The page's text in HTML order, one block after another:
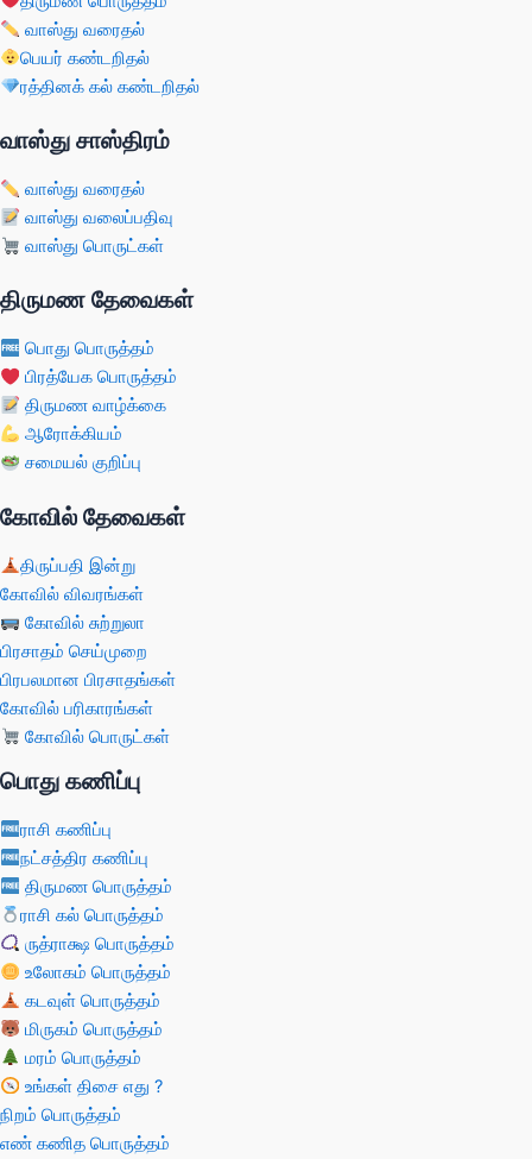
வாஸ்து வரைதல்
பெயர் கண்டறிதல்
ரத்தினக் கல் கண்டறிதல்
வாஸ்து சாஸ்திரம்
வாஸ்து வரைதல்
வாஸ்து வலைப்பதிவு
வாஸ்து பொருட்கள்
திருமண தேவைகள்
பொது பொருத்தம்
பிரத்யேக பொருத்தம்
திருமண வாழ்க்கை
ஆரோக்கியம்
சமையல் குறிப்பு
கோவில் தேவைகள்
திருப்பதி இன்று
கோவில் விவரங்கள்
கோவில் சுற்றுலா
பிரசாதம் செய்முறை
பிரபலமான பிரசாதங்கள்
கோவில் பரிகாரங்கள்
கோவில் பொருட்கள்
பொது கணிப்பு
ராசி கணிப்பு
நட்சத்திர கணிப்பு
திருமண பொருத்தம்
ராசி கல் பொருத்தம்
ருத்ராக்ஷ பொருத்தம்
உலோகம் பொருத்தம்
கடவுள் பொருத்தம்
மிருகம் பொருத்தம்
மரம் பொருத்தம்
உங்கள் திசை எது ?
நிறம் பொருத்தம்
எண் கணித பொருத்தம்